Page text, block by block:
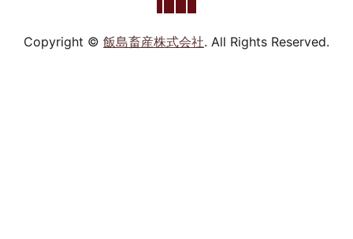
Copyright © 飯島畜産株式会社. All Rights Reserved.